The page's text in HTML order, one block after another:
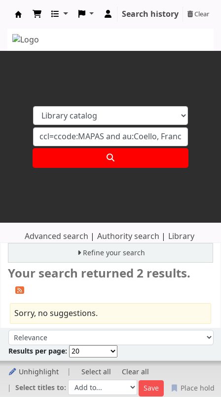
Search history Clear
Advanced search Authority search Library
Refine your search
Your search returned 2 results.
Sorry, no suggestions.
Sort by:
Results per page:
Unhighlight Select all
Clear all
Select titles to:
Place hold